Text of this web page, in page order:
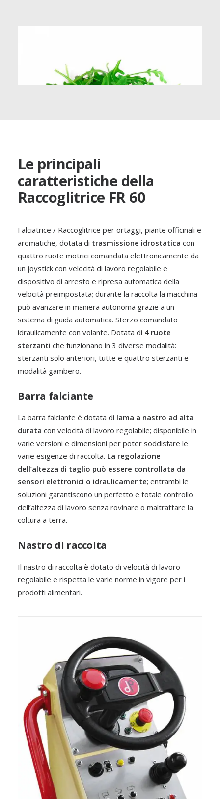
Rucola
ORTAGGI
Le principali
caratteristiche della
Raccoglitrice FR 60
Falciatrice / Raccoglitrice per ortaggi, piante officinali e
aromatiche, dotata di trasmissione idrostatica con
quattro ruote motrici comandata elettronicamente da
un joystick con velocità di lavoro regolabile e
dispositivo di arresto e ripresa automatica della
velocità preimpostata; durante la raccolta la macchina
può avanzare in maniera autonoma grazie a un
sistema di guida automatica. Sterzo comandato
idraulicamente con volante. Dotata di 4 ruote
sterzanti che funzionano in 3 diverse modalità:
sterzanti solo anteriori, tutte e quattro sterzanti e
modalità gambero.
Barra falciante
La barra falciante è dotata di lama a nastro ad alta
durata con velocità di lavoro regolabile; disponibile in
varie versioni e dimensioni per poter soddisfare le
varie esigenze di raccolta. La regolazione
dell’altezza di taglio può essere controllata da
sensori elettronici o idraulicamente; entrambi le
soluzioni garantiscono un perfetto e totale controllo
dell’altezza di lavoro senza rovinare o maltrattare la
coltura a terra.
Nastro di raccolta
Il nastro di raccolta è dotato di velocità di lavoro
regolabile e rispetta le varie norme in vigore per i
prodotti alimentari.